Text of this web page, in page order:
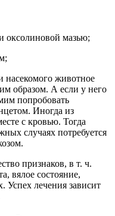
оксолиновой мазью;
животное
образом. А если у него
попробовать
Иногда из
с кровью. Тогда
случаях потребуется
признаков, в т. ч.
вялое состояние,
Успех лечения зависит